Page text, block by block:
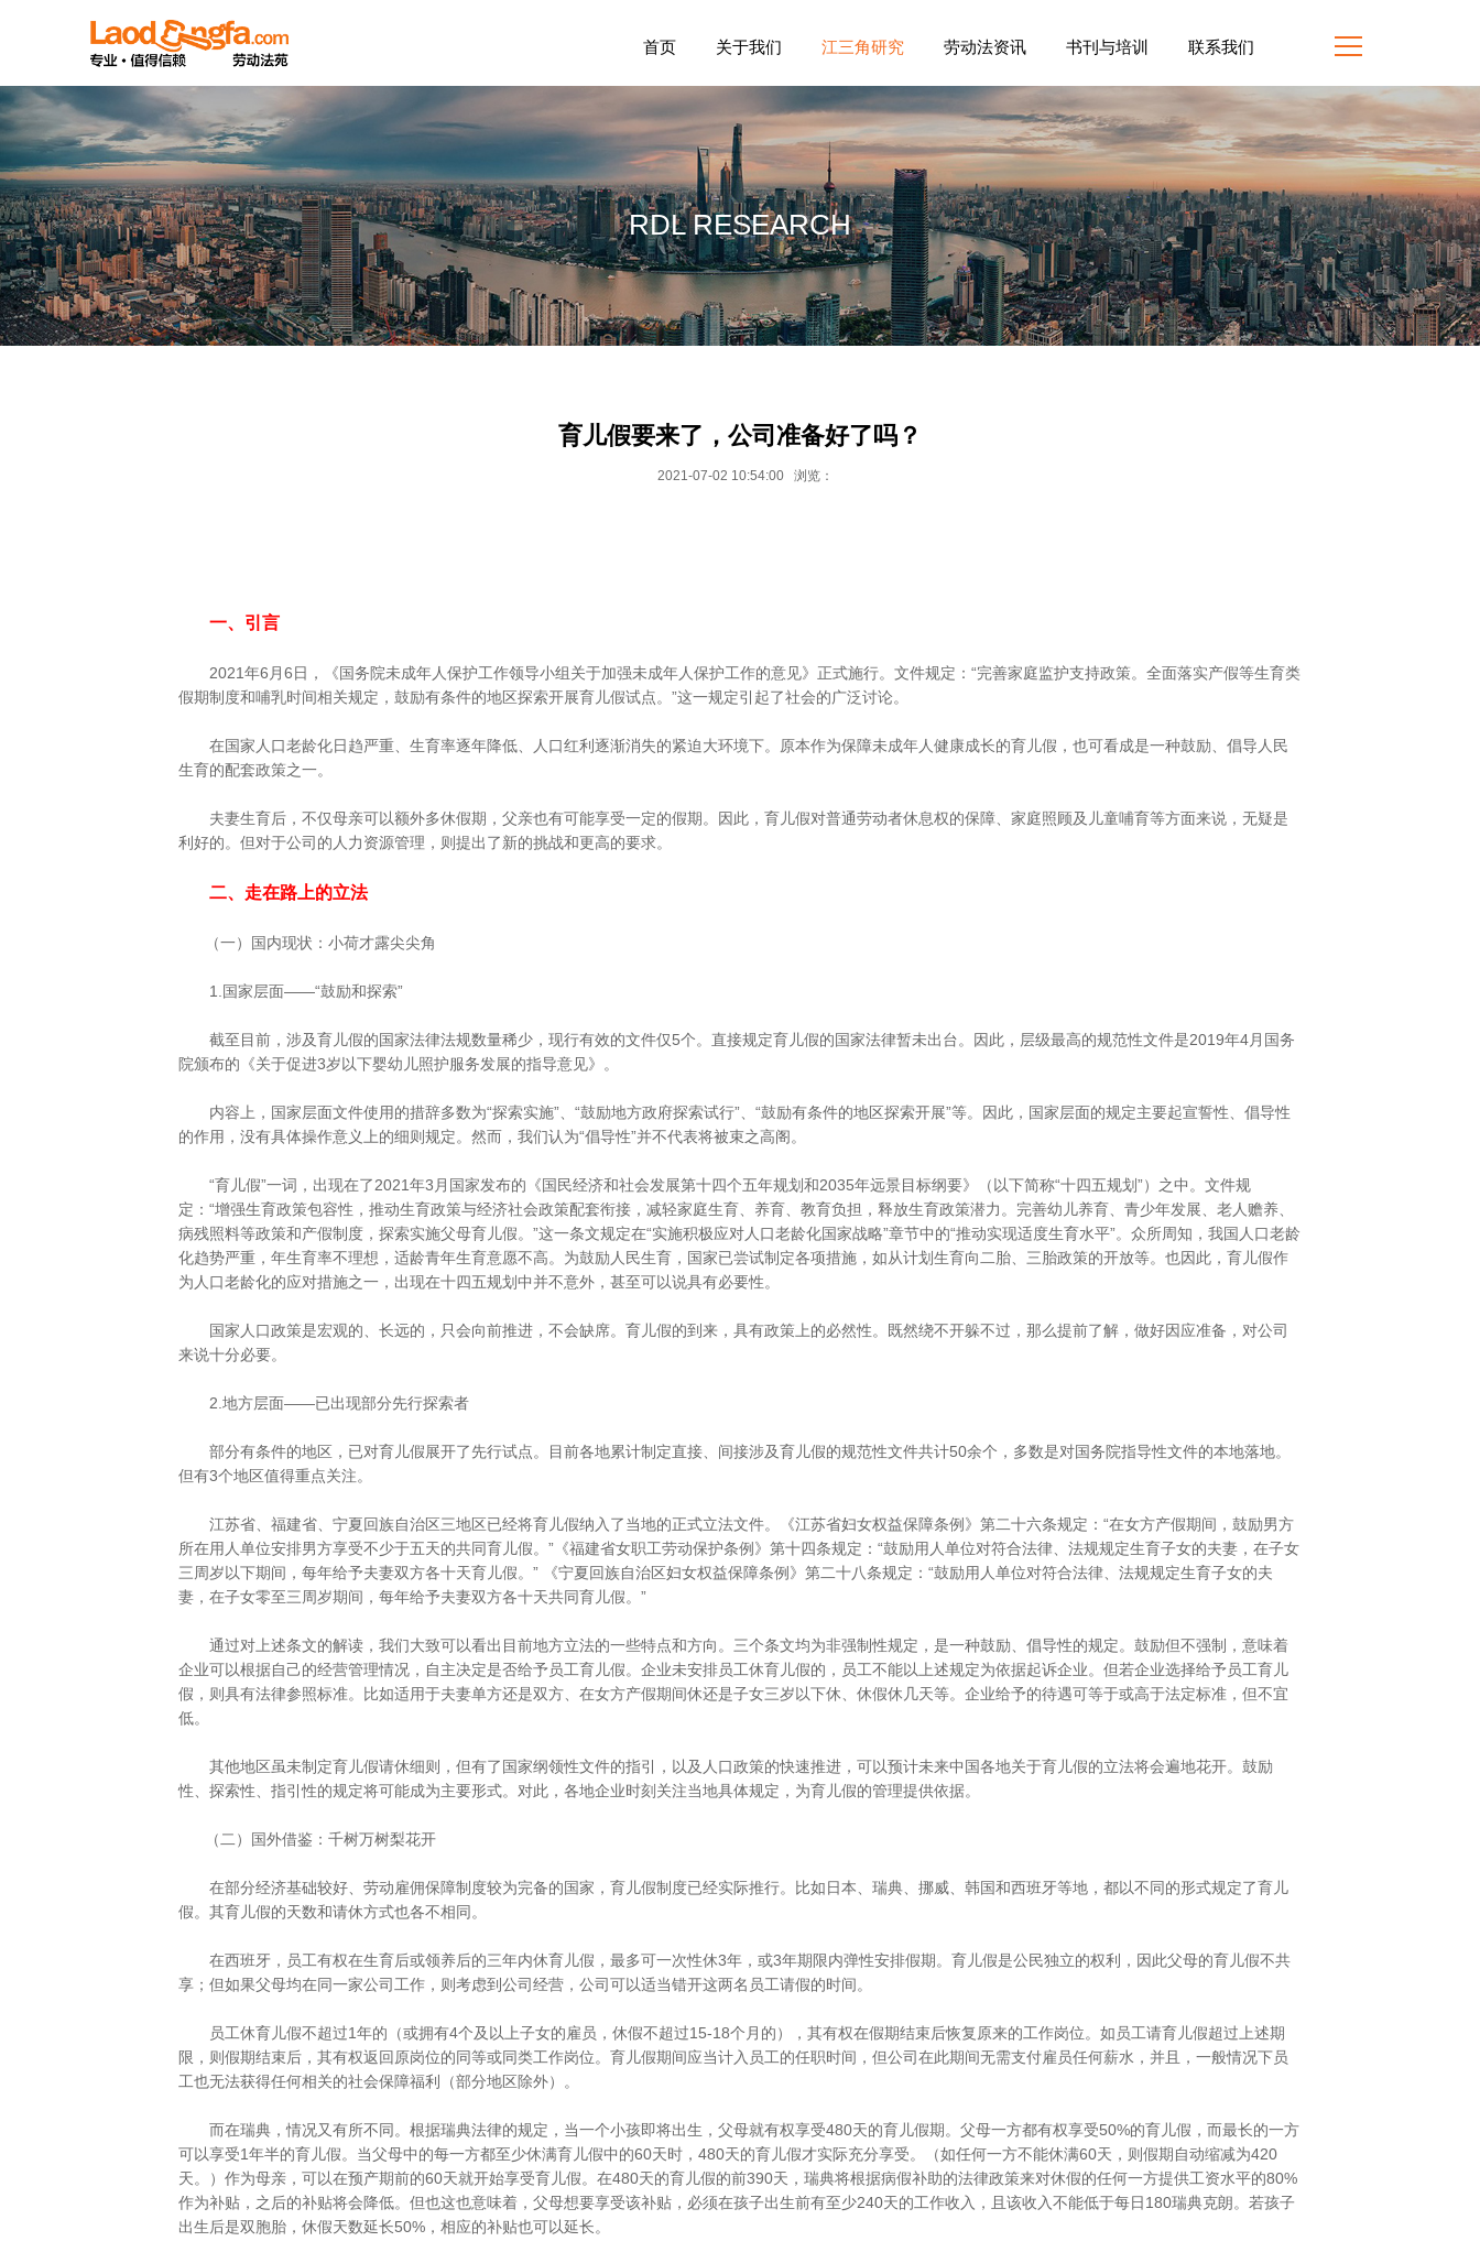
首页 关于我们 江三角研究 劳动法资讯 书刊与培训 联系我们
RDL RESEARCH
育儿假要来了，公司准备好了吗？
2021-07-02 10:54:00 浏览：
一、引言
2021年6月6日，《国务院未成年人保护工作领导小组关于加强未成年人保护工作的意见》正式施行。文件规定：“完善家庭监护支持政策。全面落实产假等生育类
假期制度和哺乳时间相关规定，鼓励有条件的地区探索开展育儿假试点。”这一规定引起了社会的广泛讨论。
在国家人口老龄化日趋严重、生育率逐年降低、人口红利逐渐消失的紧迫大环境下。原本作为保障未成年人健康成长的育儿假，也可看成是一种鼓励、倡导人民
生育的配套政策之一。
夫妻生育后，不仅母亲可以额外多休假期，父亲也有可能享受一定的假期。因此，育儿假对普通劳动者休息权的保障、家庭照顾及儿童哺育等方面来说，无疑是
利好的。但对于公司的人力资源管理，则提出了新的挑战和更高的要求。
二、走在路上的立法
（一）国内现状：小荷才露尖尖角
1.国家层面——“鼓励和探索”
截至目前，涉及育儿假的国家法律法规数量稀少，现行有效的文件仅5个。直接规定育儿假的国家法律暂未出台。因此，层级最高的规范性文件是2019年4月国务
院颁布的《关于促进3岁以下婴幼儿照护服务发展的指导意见》。
内容上，国家层面文件使用的措辞多数为“探索实施”、“鼓励地方政府探索试行”、“鼓励有条件的地区探索开展”等。因此，国家层面的规定主要起宣誓性、倡导性
的作用，没有具体操作意义上的细则规定。然而，我们认为“倡导性”并不代表将被束之高阁。
“育儿假”一词，出现在了2021年3月国家发布的《国民经济和社会发展第十四个五年规划和2035年远景目标纲要》（以下简称“十四五规划”）之中。文件规
定：“增强生育政策包容性，推动生育政策与经济社会政策配套衔接，减轻家庭生育、养育、教育负担，释放生育政策潜力。完善幼儿养育、青少年发展、老人赡养、
病残照料等政策和产假制度，探索实施父母育儿假。”这一条文规定在“实施积极应对人口老龄化国家战略”章节中的“推动实现适度生育水平”。众所周知，我国人口老龄
化趋势严重，年生育率不理想，适龄青年生育意愿不高。为鼓励人民生育，国家已尝试制定各项措施，如从计划生育向二胎、三胎政策的开放等。也因此，育儿假作
为人口老龄化的应对措施之一，出现在十四五规划中并不意外，甚至可以说具有必要性。
国家人口政策是宏观的、长远的，只会向前推进，不会缺席。育儿假的到来，具有政策上的必然性。既然绕不开躲不过，那么提前了解，做好因应准备，对公司
来说十分必要。
2.地方层面——已出现部分先行探索者
部分有条件的地区，已对育儿假展开了先行试点。目前各地累计制定直接、间接涉及育儿假的规范性文件共计50余个，多数是对国务院指导性文件的本地落地。
但有3个地区值得重点关注。
江苏省、福建省、宁夏回族自治区三地区已经将育儿假纳入了当地的正式立法文件。《江苏省妇女权益保障条例》第二十六条规定：“在女方产假期间，鼓励男方
所在用人单位安排男方享受不少于五天的共同育儿假。”《福建省女职工劳动保护条例》第十四条规定：“鼓励用人单位对符合法律、法规规定生育子女的夫妻，在子女
三周岁以下期间，每年给予夫妻双方各十天育儿假。” 《宁夏回族自治区妇女权益保障条例》第二十八条规定：“鼓励用人单位对符合法律、法规规定生育子女的夫
妻，在子女零至三周岁期间，每年给予夫妻双方各十天共同育儿假。”
通过对上述条文的解读，我们大致可以看出目前地方立法的一些特点和方向。三个条文均为非强制性规定，是一种鼓励、倡导性的规定。鼓励但不强制，意味着
企业可以根据自己的经营管理情况，自主决定是否给予员工育儿假。企业未安排员工休育儿假的，员工不能以上述规定为依据起诉企业。但若企业选择给予员工育儿
假，则具有法律参照标准。比如适用于夫妻单方还是双方、在女方产假期间休还是子女三岁以下休、休假休几天等。企业给予的待遇可等于或高于法定标准，但不宜
低。
其他地区虽未制定育儿假请休细则，但有了国家纲领性文件的指引，以及人口政策的快速推进，可以预计未来中国各地关于育儿假的立法将会遍地花开。鼓励
性、探索性、指引性的规定将可能成为主要形式。对此，各地企业时刻关注当地具体规定，为育儿假的管理提供依据。
（二）国外借鉴：千树万树梨花开
在部分经济基础较好、劳动雇佣保障制度较为完备的国家，育儿假制度已经实际推行。比如日本、瑞典、挪威、韩国和西班牙等地，都以不同的形式规定了育儿
假。其育儿假的天数和请休方式也各不相同。
在西班牙，员工有权在生育后或领养后的三年内休育儿假，最多可一次性休3年，或3年期限内弹性安排假期。育儿假是公民独立的权利，因此父母的育儿假不共
享；但如果父母均在同一家公司工作，则考虑到公司经营，公司可以适当错开这两名员工请假的时间。
员工休育儿假不超过1年的（或拥有4个及以上子女的雇员，休假不超过15-18个月的），其有权在假期结束后恢复原来的工作岗位。如员工请育儿假超过上述期
限，则假期结束后，其有权返回原岗位的同等或同类工作岗位。育儿假期间应当计入员工的任职时间，但公司在此期间无需支付雇员任何薪水，并且，一般情况下员
工也无法获得任何相关的社会保障福利（部分地区除外）。
而在瑞典，情况又有所不同。根据瑞典法律的规定，当一个小孩即将出生，父母就有权享受480天的育儿假期。父母一方都有权享受50%的育儿假，而最长的一方
可以享受1年半的育儿假。当父母中的每一方都至少休满育儿假中的60天时，480天的育儿假才实际充分享受。（如任何一方不能休满60天，则假期自动缩减为420
天。）作为母亲，可以在预产期前的60天就开始享受育儿假。在480天的育儿假的前390天，瑞典将根据病假补助的法律政策来对休假的任何一方提供工资水平的80%
作为补贴，之后的补贴将会降低。但也这也意味着，父母想要享受该补贴，必须在孩子出生前有至少240天的工作收入，且该收入不能低于每日180瑞典克朗。若孩子
出生后是双胞胎，休假天数延长50%，相应的补贴也可以延长。